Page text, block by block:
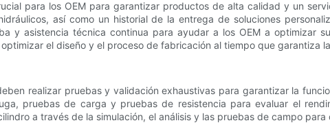
para los OEM para garantizar productos de alta calidad y un
así como un historial de la entrega de soluciones
y asistencia técnica continua para ayudar a los OEM a optimizar
el diseño y el proceso de fabricación al tiempo que garantiza
realizar pruebas y validación exhaustivas para garantizar la
pruebas de carga y pruebas de resistencia para evaluar el
a través de la simulación, el análisis y las pruebas de campo